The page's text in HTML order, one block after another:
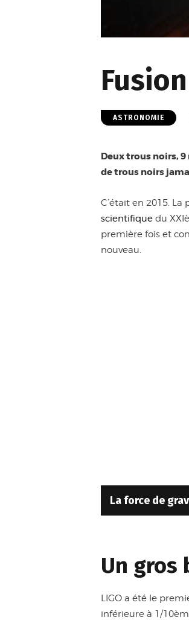
ASTRONOMIE
Deux trous noirs,
de trous noirs
C’était en 2015.
scientifique du
première fois et
nouveau.
La force de
Un gros
LIGO a été le
inférieure à 1/